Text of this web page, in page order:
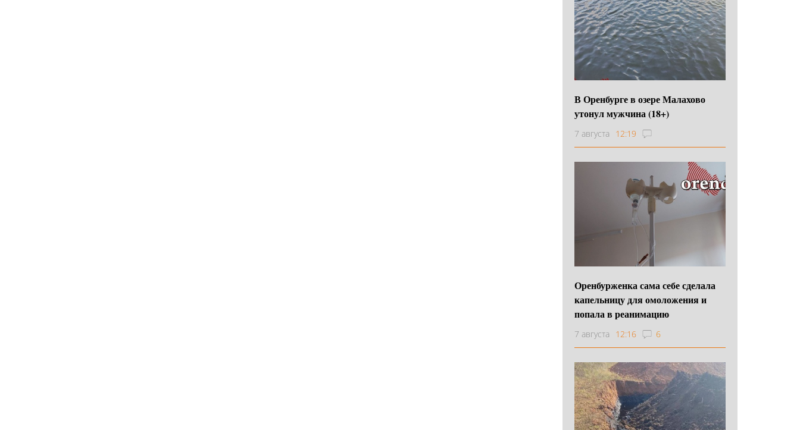
В Оренбурге в озере Малахово
утонул мужчина (18+)
7 августа 12:19
Оренбурженка сама себе сделала
капельницу для омоложения и
попала в реанимацию
7 августа 12:16 6